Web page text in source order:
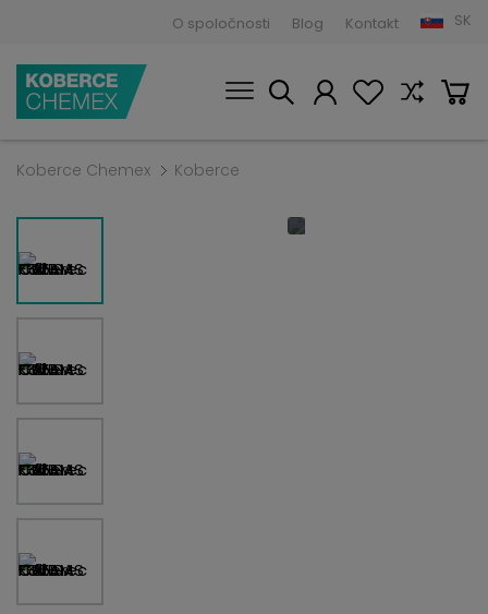
O spoločnosti Blog Kontakt SK
Koberce Chemex Koberce